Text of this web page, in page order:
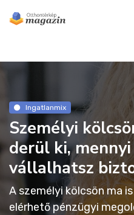
Ingatlanmix
Személyi
derül ki,
vállalhatsz
A személyi kölcsön ma
elérhető pénzügyi